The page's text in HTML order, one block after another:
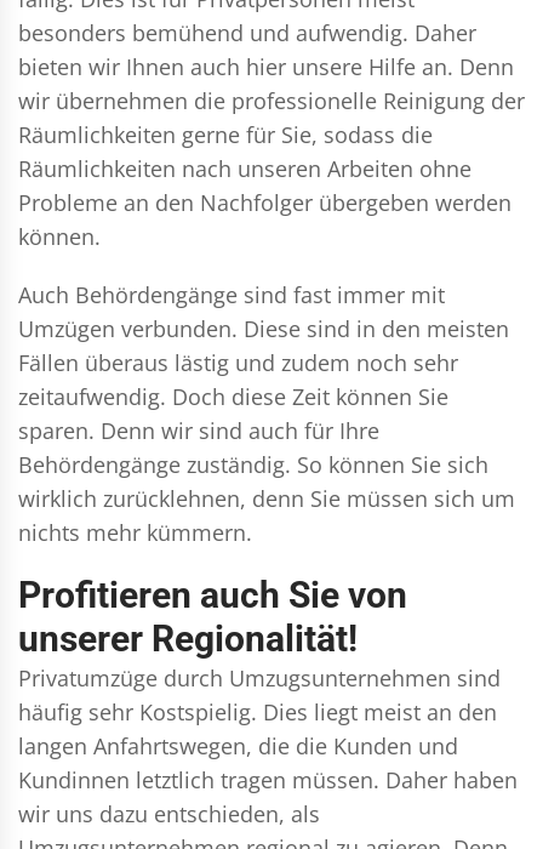
besonders bemühend und aufwendig. Daher
bieten wir Ihnen auch hier unsere Hilfe an. Denn
wir übernehmen die professionelle Reinigung der
Räumlichkeiten gerne für Sie, sodass die
Räumlichkeiten nach unseren Arbeiten ohne
Probleme an den Nachfolger übergeben werden
können.
Auch Behördengänge sind fast immer mit
Umzügen verbunden. Diese sind in den meisten
Fällen überaus lästig und zudem noch sehr
zeitaufwendig. Doch diese Zeit können Sie
sparen. Denn wir sind auch für Ihre
Behördengänge zuständig. So können Sie sich
wirklich zurücklehnen, denn Sie müssen sich um
nichts mehr kümmern.
Profitieren auch Sie von
unserer Regionalität!
Privatumzüge durch Umzugsunternehmen sind
häufig sehr Kostspielig. Dies liegt meist an den
langen Anfahrtswegen, die die Kunden und
Kundinnen letztlich tragen müssen. Daher haben
wir uns dazu entschieden, als